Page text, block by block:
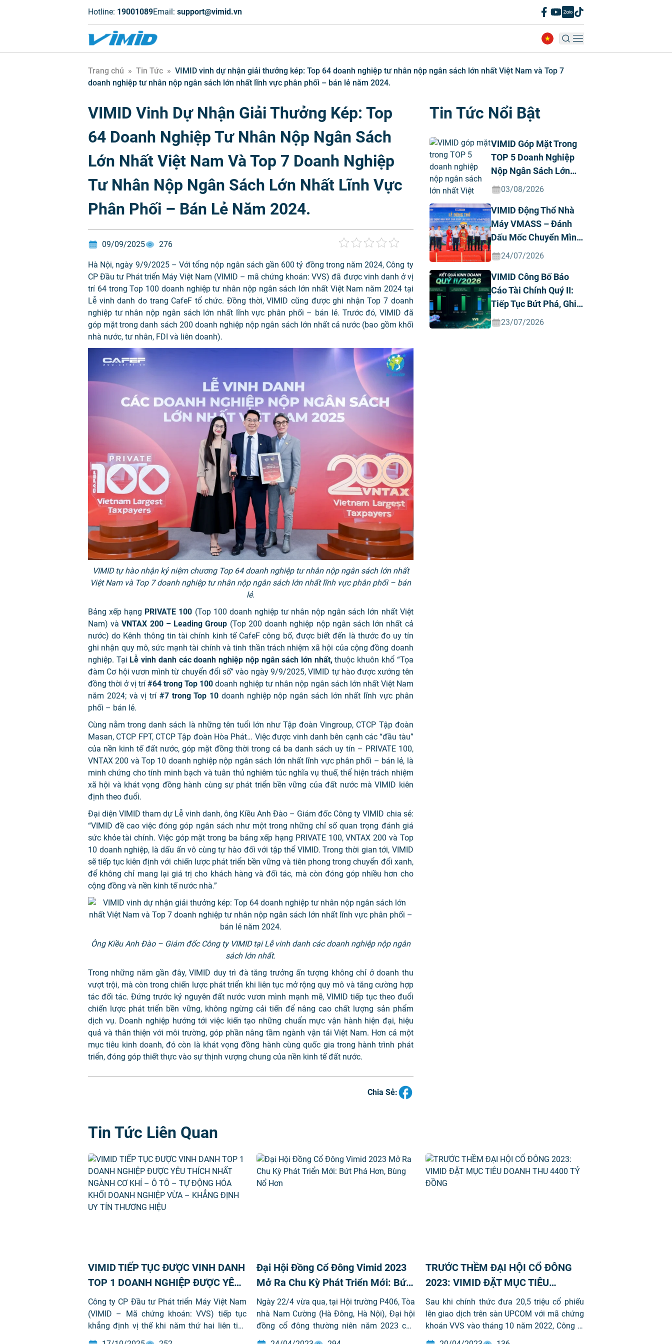
Hotline: 19001089Email: support@vimid.vn
Trang chủ » Tin Tức » VIMID vinh dự nhận giải thưởng kép: Top 64 doanh nghiệp tư nhân nộp ngân sách lớn nhất Việt Nam và Top 7
doanh nghiệp tư nhân nộp ngân sách lớn nhất lĩnh vực phân phối – bán lẻ năm 2024.
VIMID Vinh Dự Nhận Giải Thưởng Kép: Top
64 Doanh Nghiệp Tư Nhân Nộp Ngân Sách
Lớn Nhất Việt Nam Và Top 7 Doanh Nghiệp
Tư Nhân Nộp Ngân Sách Lớn Nhất Lĩnh Vực
Phân Phối – Bán Lẻ Năm 2024.
09/09/2025 276
Hà Nội, ngày 9/9/2025 – Với tổng nộp ngân sách gần 600 tỷ đồng trong năm 2024, Công ty
CP Đầu tư Phát triển Máy Việt Nam (VIMID – mã chứng khoán: VVS) đã được vinh danh ở vị
trí 64 trong Top 100 doanh nghiệp tư nhân nộp ngân sách lớn nhất Việt Nam năm 2024 tại
Lễ vinh danh do trang CafeF tổ chức. Đồng thời, VIMID cũng được ghi nhận Top 7 doanh
nghiệp tư nhân nộp ngân sách lớn nhất lĩnh vực phân phối – bán lẻ. Trước đó, VIMID đã
góp mặt trong danh sách 200 doanh nghiệp nộp ngân sách lớn nhất cả nước (bao gồm khối
nhà nước, tư nhân, FDI và liên doanh).
VIMID tự hào nhận kỷ niệm chương Top 64 doanh nghiệp tư nhân nộp ngân sách lớn nhất
Việt Nam và Top 7 doanh nghiệp tư nhân nộp ngân sách lớn nhất lĩnh vực phân phối – bán
lẻ.
Bảng xếp hạng PRIVATE 100 (Top 100 doanh nghiệp tư nhân nộp ngân sách lớn nhất Việt
Nam) vàVNTAX 200 – Leading Group (Top 200 doanh nghiệp nộp ngân sách lớn nhất cả
nước) do Kênh thông tin tài chính kinh tế CafeF công bố, được biết đến là thước đo uy tín
ghi nhận quy mô, sức mạnh tài chính và tinh thần trách nhiệm xã hội của cộng đồng doanh
nghiệp. Tại Lễ vinh danh các doanh nghiệp nộp ngân sách lớn nhất, thuộc khuôn khổ “Tọa
đàm Cơ hội vươn mình từ chuyển đổi số” vào ngày 9/9/2025, VIMID tự hào được xướng tên
đồng thời ở vị trí#64 trong Top 100 doanh nghiệp tư nhân nộp ngân sách lớn nhất Việt Nam
năm 2024; và vị trí #7 trong Top 10 doanh nghiệp nộp ngân sách lớn nhất lĩnh vực phân
phối – bán lẻ.
Cùng nằm trong danh sách là những tên tuổi lớn như Tập đoàn Vingroup, CTCP Tập đoàn
Masan, CTCP FPT, CTCP Tập đoàn Hòa Phát… Việc được vinh danh bên cạnh các “đầu tàu”
của nền kinh tế đất nước, góp mặt đồng thời trong cả ba danh sách uy tín – PRIVATE 100,
VNTAX 200 và Top 10 doanh nghiệp nộp ngân sách lớn nhất lĩnh vực phân phối – bán lẻ, là
minh chứng cho tính minh bạch và tuân thủ nghiêm túc nghĩa vụ thuế, thể hiện trách nhiệm
xã hội và khát vọng đồng hành cùng sự phát triển bền vững của đất nước mà VIMID kiên
định theo đuổi.
Đại diện VIMID tham dự Lễ vinh danh, ông Kiều Anh Đào – Giám đốc Công ty VIMID chia sẻ:
“VIMID đề cao việc đóng góp ngân sách như một trong những chỉ số quan trọng đánh giá
sức khỏe tài chính. Việc góp mặt trong ba bảng xếp hạng PRIVATE 100, VNTAX 200 và Top
10 doanh nghiệp, là dấu ấn vô cùng tự hào đối với tập thể VIMID. Trong thời gian tới, VIMID
sẽ tiếp tục kiên định với chiến lược phát triển bền vững và tiên phong trong chuyển đổi xanh,
để không chỉ mang lại giá trị cho khách hàng và đối tác, mà còn đóng góp nhiều hơn cho
cộng đồng và nền kinh tế nước nhà.”
Ông Kiều Anh Đào – Giám đốc Công ty VIMID tại Lễ vinh danh các doanh nghiệp nộp ngân
sách lớn nhất.
Trong những năm gần đây, VIMID duy trì đà tăng trưởng ấn tượng không chỉ ở doanh thu
vượt trội, mà còn trong chiến lược phát triển khi liên tục mở rộng quy mô và tăng cường hợp
tác đối tác. Đứng trước kỷ nguyên đất nước vươn mình mạnh mẽ, VIMID tiếp tục theo đuổi
chiến lược phát triển bền vững, không ngừng cải tiến để nâng cao chất lượng sản phẩm
dịch vụ. Doanh nghiệp hướng tới việc kiến tạo những chuẩn mực vận hành hiện đại, hiệu
quả và thân thiện với môi trường, góp phần nâng tầm ngành vận tải Việt Nam. Hơn cả một
mục tiêu kinh doanh, đó còn là khát vọng đồng hành cùng quốc gia trong hành trình phát
triển, đóng góp thiết thực vào sự thịnh vượng chung của nền kinh tế đất nước.
Chia Sẻ:
Tin Tức Nổi Bật
VIMID Góp Mặt Trong
TOP 5 Doanh Nghiệp
Nộp Ngân Sách Lớn
Nhất Việt Nam Năm
Nhân
03/08/2026
VIMID Động Thổ Nhà
Máy VMASS – Đánh
Dấu Mốc Chuyển Mình
Chiến Lược
24/07/2026
VIMID Công Bố Báo
Cáo Tài Chính Quý II:
Tiếp Tục Bứt Phá, Ghi
Nhận Doanh Thu Và
23/07/2026
Tin Tức Liên Quan
VIMID TIẾP TỤC ĐƯỢC VINH DANH
TOP 1 DOANH NGHIỆP ĐƯỢC YÊU
THÍCH NHẤT NGÀNH CƠ KHÍ – Ô
TÔ – TỰ ĐỘNG HÓA KHỐI DOANH
NGHIỆP VỪA – KHẲNG ĐỊNH UY
Công ty CP Đầu tư Phát triển Máy Việt Nam
(VIMID – Mã chứng khoán: VVS) tiếp tục
khẳng định vị thế khi năm thứ hai liên tiếp
được vinh danh Top 1 Doanh nghiệp được
Đại Hội Đồng Cổ Đông Vimid 2023
Mở Ra Chu Kỳ Phát Triển Mới: Bứt
Phá Hơn, Bùng Nổ Hơn
Ngày 22/4 vừa qua, tại Hội trường P406, Tòa
nhà Nam Cường (Hà Đông, Hà Nội), Đại hội
đồng cổ đông thường niên năm 2023 của
Công ty Cổ phần Đầu tư phát triển Máy Việt
TRƯỚC THỀM ĐẠI HỘI CỔ ĐÔNG
2023: VIMID ĐẶT MỤC TIÊU
DOANH THU 4400 TỶ ĐỒNG
Sau khi chính thức đưa 20,5 triệu cổ phiếu
lên giao dịch trên sàn UPCOM với mã chứng
khoán VVS vào tháng 10 năm 2022, Công ty
Cổ phần Đầu tư và phát triển Máy Việt Nam